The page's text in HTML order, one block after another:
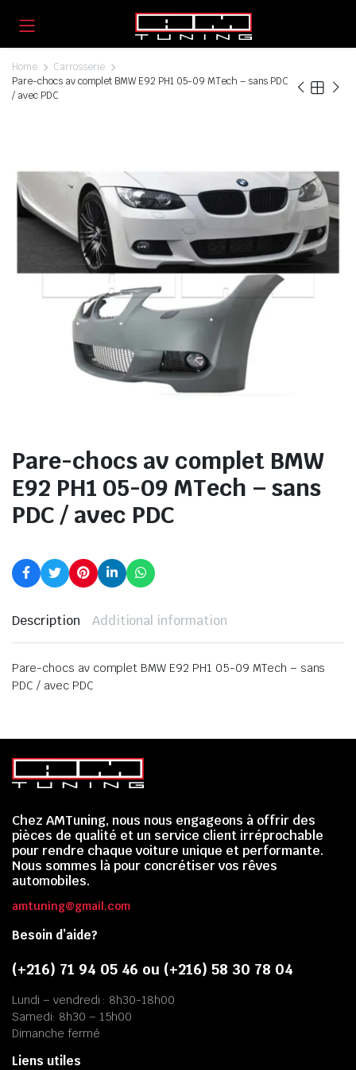
Home
Carrosserie
Pare-chocs av complet BMW E92 PH1 05-09 MTech – sans PDC
/ avec PDC
Pare-chocs av complet BMW
E92 PH1 05-09 MTech – sans
PDC / avec PDC
Description Additional information
Pare-chocs av complet BMW E92 PH1 05-09 MTech – sans
PDC / avec PDC
Chez AMTuning, nous nous engageons à offrir des
pièces de qualité et un service client irréprochable
pour rendre chaque voiture unique et performante.
Nous sommes là pour concrétiser vos rêves
automobiles.
amtuning@gmail.com
Besoin d’aide?
(+216) 71 94 05 46 ou (+216) 58 30 78 04
Lundi – vendredi : 8h30-18h00
Samedi: 8h30 – 15h00
Dimanche fermé
Liens utiles